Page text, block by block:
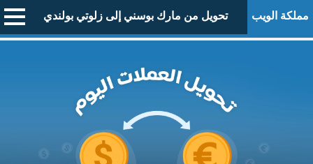
مملكة الويب تحويل من مارك بوسني إلى زلوتي بولندي